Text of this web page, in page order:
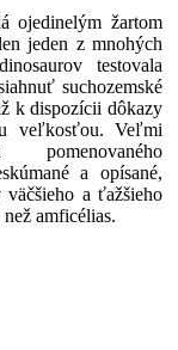
ojedinelým žartom
jeden z mnohých
testovala
suchozemské
k dispozícii dôkazy
veľkosťou. Veľmi
pomenovaného
a opísané,
väčšieho a ťažšieho
amficélias.